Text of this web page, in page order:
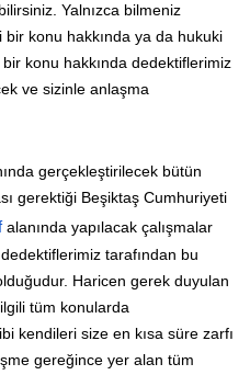
Yalnızca bilmeniz
konu hakkında ya da hukuki
bir konu hakkında dedektiflerimiz
ve sizinle anlaşma
gerçekleştirilecek bütün
gerektiği Beşiktaş Cumhuriyeti
alanında yapılacak çalışmalar
tarafından bu
Haricen gerek duyulan
tüm konularda
kendileri size en kısa süre zarfı
gereğince yer alan tüm